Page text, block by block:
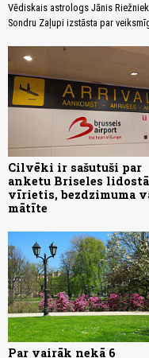
Vēdiskais astrologs Jānis
Sondru Zaļupi izstāsta par
Cilvēki ir sašutuši par
anketu Briseles
vīrietis, bezdzimuma
mātīte
Par vairāk nekā 6